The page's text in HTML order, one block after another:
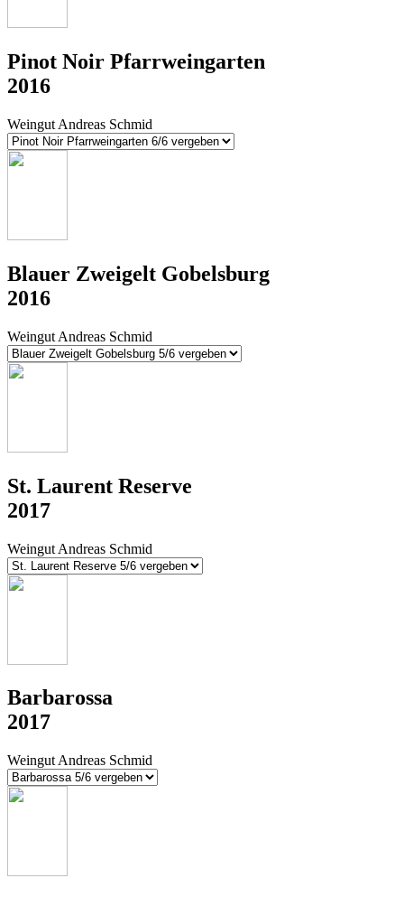
Pinot Noir Pfarrweingarten
2016
Weingut Andreas Schmid
Blauer Zweigelt Gobelsburg
2016
Weingut Andreas Schmid
St. Laurent Reserve
2017
Weingut Andreas Schmid
Barbarossa
2017
Weingut Andreas Schmid